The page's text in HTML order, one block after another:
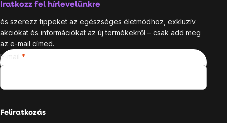
Iratkozz fel hírlevelünkre
és szerezz tippeket az egészséges életmódhoz, exkluzív
akciókat és információkat az új termékekről – csak add meg
az e-mail címed.
E-mail
Feliratkozás